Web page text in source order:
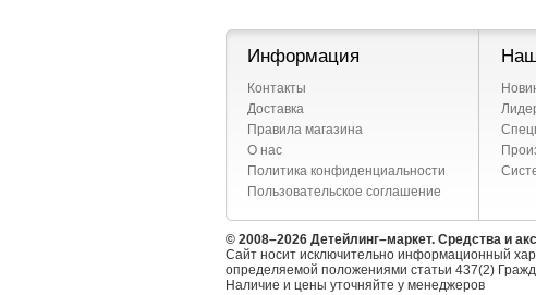
Информация
Контакты
Доставка
Правила магазина
О нас
Политика конфиденциальности
Пользовательское соглашение
© 2008–2026 Детейлинг–маркет. Средства и
Сайт носит исключительно информационный
определяемой положениями статьи 437(2)
Наличие и цены уточняйте у менеджеров